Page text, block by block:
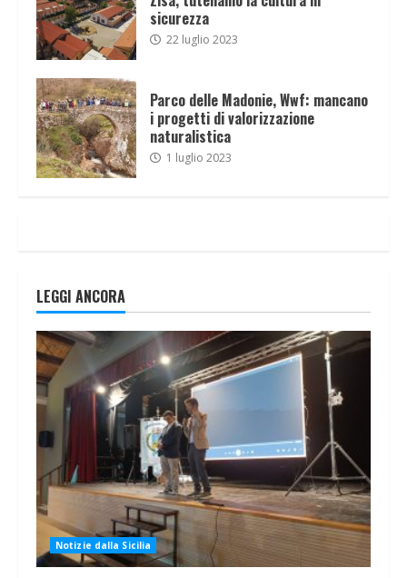
sicurezza
22 luglio 2023
Parco delle Madonie, Wwf: mancano
i progetti di valorizzazione
naturalistica
1 luglio 2023
LEGGI ANCORA
Notizie dalla Sicilia